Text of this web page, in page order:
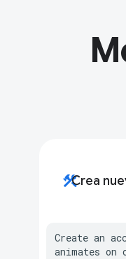
constructionCrea
Create an
animates on